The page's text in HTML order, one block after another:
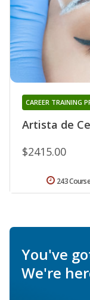
Artista de
CAREER TRAINING
$2415.00
243
You've
We're